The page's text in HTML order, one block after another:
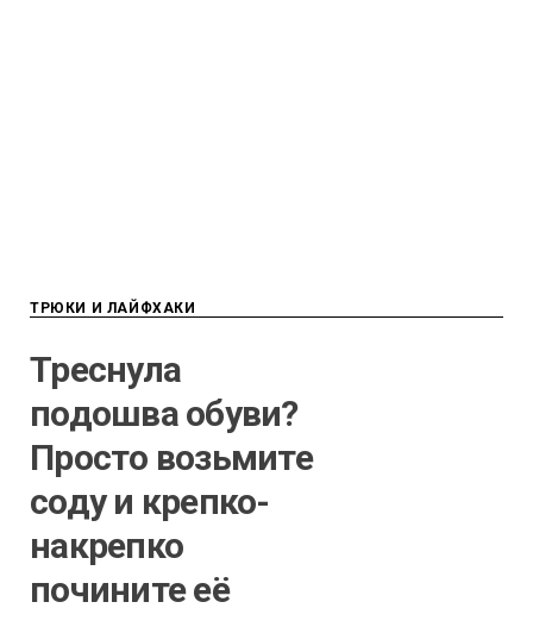
ТРЮКИ И ЛАЙФХАКИ
Треснула
подошва обуви?
Просто возьмите
соду и крепко-
накрепко
почините её